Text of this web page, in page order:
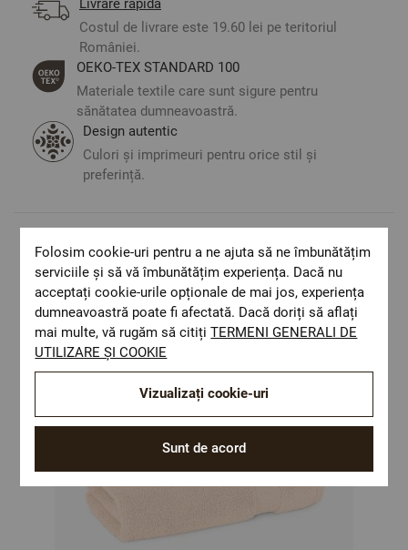
Livrare rapida
Costul de livrare este 19.60 lei pe teritoriul
României.
ОЕКО-ТЕX STANDARD 100
Materiale textile care sunt sigure pentru
sănătatea dumneavoastră.
Design autentic
Culori și imprimeuri pentru orice stil și
preferință.
Optiuni de a combina
Folosim cookie-uri pentru a ne ajuta să ne îmbunătățim
serviciile și să vă îmbunătățim experiența. Dacă nu
acceptați cookie-urile opționale de mai jos, experiența
dumneavoastră poate fi afectată. Dacă doriți să aflați
mai multe, vă rugăm să citițiTERMENI GENERALI DE
UTILIZARE ȘI COOKIE
Sunt de acord
Vizualizați cookie-uri